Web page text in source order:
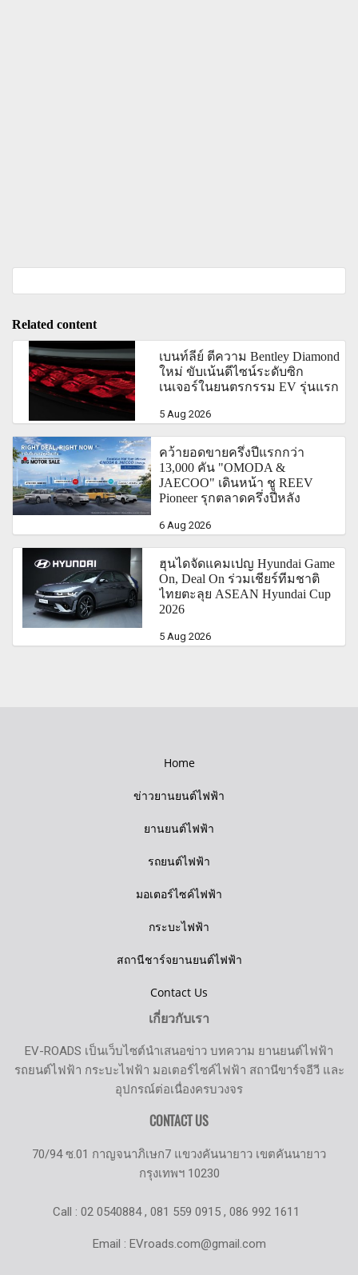
Related content
เบนท์ลีย์ ตีความ Bentley Diamond
ใหม่ ขับเน้นดีไซน์ระดับซิก
เนเจอร์ในยนตรกรรม EV รุ่นแรก
5 Aug 2026
คว้ายอดขายครึ่งปีแรกกว่า
13,000 คัน "OMODA &
JAECOO" เดินหน้า ชู REEV
Pioneer รุกตลาดครึ่งปีหลัง
6 Aug 2026
ฮุนไดจัดแคมเปญ Hyundai Game
On, Deal On ร่วมเชียร์ทีมชาติ
ไทยตะลุย ASEAN Hyundai Cup
2026
5 Aug 2026
Home
ข่าวยานยนต์ไฟฟ้า
ยานยนต์ไฟฟ้า
รถยนต์ไฟฟ้า
มอเตอร์ไซค์ไฟฟ้า
กระบะไฟฟ้า
สถานีชาร์จยานยนต์ไฟฟ้า
Contact Us
เกี่ยวกับเรา
EV-ROADS เป็นเว็บไซต์นำเสนอข่าว บทความ ยานยนต์ไฟฟ้า
รถยนต์ไฟฟ้า กระบะไฟฟ้า มอเตอร์ไซค์ไฟฟ้า สถานีขาร์จอีวี และ
อุปกรณ์ต่อเนื่องครบวงจร
CONTACT US
70/94 ซ.01 กาญจนาภิเษก7 แขวงคันนายาว เขตคันนายาว
กรุงเทพฯ 10230
Call : 02 0540884 , 081 559 0915 , 086 992 1611
Email : EVroads.com@gmail.com